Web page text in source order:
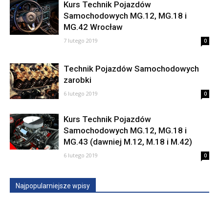
Kurs Technik Pojazdów
Samochodowych MG.12, MG.18 i
MG.42 Wrocław
7 lutego 2019 0
Technik Pojazdów Samochodowych
zarobki
6 lutego 2019 0
Kurs Technik Pojazdów
Samochodowych MG.12, MG.18 i
MG.43 (dawniej M.12, M.18 i M.42)
6 lutego 2019 0
Najpopularniejsze wpisy